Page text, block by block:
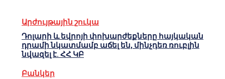
Արժույթային շուկա
Դոլարի և եվրոյի փոխարժեքները հայկական
դրամի նկատմամբ աճել են, մինչդեռ ռուբլին
նվազել է. ՀՀ ԿԲ
Բանկեր